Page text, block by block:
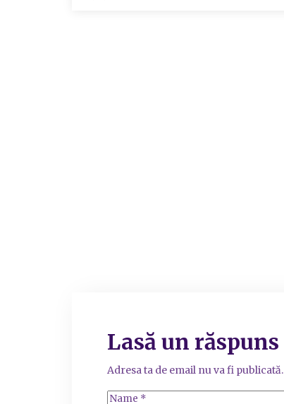
Lasă un răspuns
Adresa ta de email nu va fi publicată.